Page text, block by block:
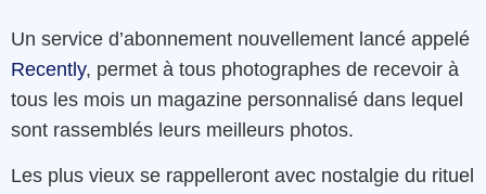
Un service d’abonnement nouvellement lancé appelé
Recently, permet à tous photographes de recevoir à
tous les mois un magazine personnalisé dans lequel
sont rassemblés leurs meilleurs photos.
Les plus vieux se rappelleront avec nostalgie du rituel